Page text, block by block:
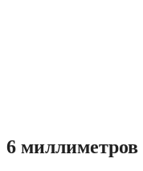
6 миллиметров